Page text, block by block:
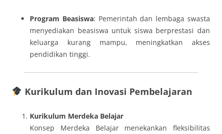
Program Beasiswa: Pemerintah dan lembaga swasta
menyediakan beasiswa untuk siswa berprestasi dan
keluarga kurang mampu, meningkatkan akses
pendidikan tinggi.
Kurikulum dan Inovasi Pembelajaran
Kurikulum Merdeka Belajar
Konsep Merdeka Belajar menekankan fleksibilitas